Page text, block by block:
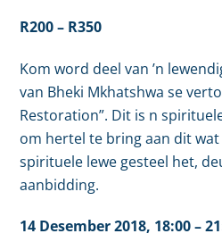
R200 – R350
Kom word deel van ’n
van Bheki Mkhatshwa se
Restoration”. Dit is n
om hertel te bring aan dit
spirituele lewe gesteel het,
aanbidding.
14 Desember 2018, 18:00–